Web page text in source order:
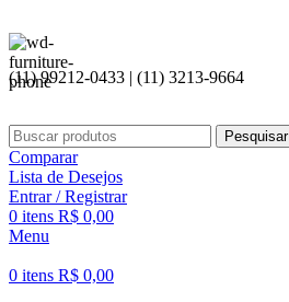
(11) 99212-0433 | (11) 3213-9664
Pesquisar
Comparar
Lista de Desejos
Entrar / Registrar
0 itens R$ 0,00
Menu
0 itens R$ 0,00